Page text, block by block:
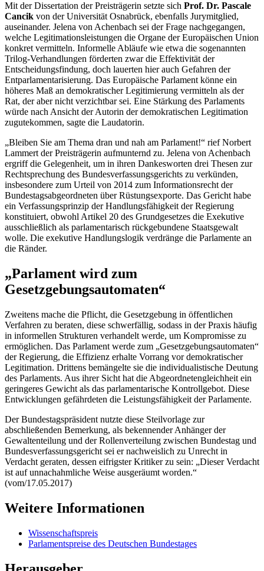
Mit der Dissertation der Preisträgerin setzte sich Prof. Dr. Pascale
Cancik von der Universität Osnabrück, ebenfalls Jurymitglied,
auseinander. Jelena von Achenbach sei der Frage nachgegangen,
welche Legitimationsleistungen die Organe der Europäischen Union
konkret vermitteln. Informelle Abläufe wie etwa die sogenannten
Trilog-Verhandlungen förderten zwar die Effektivität der
Entscheidungsfindung, doch lauerten hier auch Gefahren der
Entparlamentarisierung. Das Europäische Parlament könne ein
höheres Maß an demokratischer Legitimierung vermitteln als der
Rat, der aber nicht verzichtbar sei. Eine Stärkung des Parlaments
würde nach Ansicht der Autorin der demokratischen Legitimation
zugutekommen, sagte die Laudatorin.
„Bleiben Sie am Thema dran und nah am Parlament!“ rief Norbert
Lammert der Preisträgerin aufmunternd zu. Jelena von Achenbach
ergriff die Gelegenheit, um in ihren Dankesworten drei Thesen zur
Rechtsprechung des Bundesverfassungsgerichts zu verkünden,
insbesondere zum Urteil von 2014 zum Informationsrecht der
Bundestagsabgeordneten über Rüstungsexporte. Das Gericht habe
ein Verfassungsprinzip der Handlungsfähigkeit der Regierung
konstituiert, obwohl Artikel 20 des Grundgesetzes die Exekutive
ausschließlich als parlamentarisch rückgebundene Staatsgewalt
wolle. Die exekutive Handlungslogik verdränge die Parlamente an
die Ränder.
„Parlament wird zum
Gesetzgebungsautomaten“
Zweitens mache die Pflicht, die Gesetzgebung in öffentlichen
Verfahren zu beraten, diese schwerfällig, sodass in der Praxis häufig
in informellen Strukturen verhandelt werde, um Kompromisse zu
ermöglichen. Das Parlament werde zum „Gesetzgebungsautomaten“
der Regierung, die Effizienz erhalte Vorrang vor demokratischer
Legitimation. Drittens bemängelte sie die individualistische Deutung
des Parlaments. Aus ihrer Sicht hat die Abgeordnetengleichheit ein
geringeres Gewicht als das parlamentarische Kontrollgebot. Diese
Entwicklungen gefährdeten die Leistungsfähigkeit der Parlamente.
Der Bundestagspräsident nutzte diese Steilvorlage zur
abschließenden Bemerkung, als bekennender Anhänger der
Gewaltenteilung und der Rollenverteilung zwischen Bundestag und
Bundesverfassungsgericht sei er nachweislich zu Unrecht in
Verdacht geraten, dessen eifrigster Kritiker zu sein: „Dieser Verdacht
ist auf unnachahmliche Weise ausgeräumt worden.“
(vom/17.05.2017)
Weitere Informationen
Wissenschaftspreis
Parlamentspreise des Deutschen Bundestages